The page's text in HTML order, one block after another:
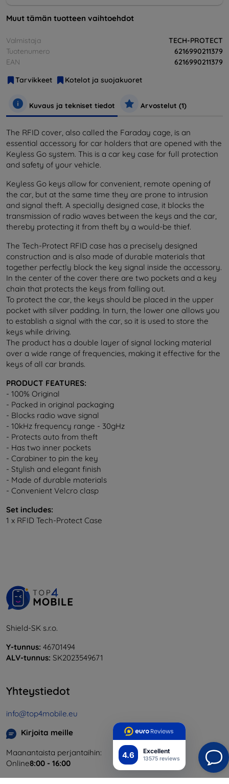
4.6 Excellent
13575 reviews
Muut tämän tuotteen vaihtoehdot
Valmistaja
TECH-PROTECT
Tuotenumero
6216990211379
EAN
6216990211379
Tarvikkeet
Kotelot ja suojakuoret
Kuvaus ja tekniset tiedot Arvostelut (1)
The RFID cover, also called the Faraday cage, is an
essential accessory for car holders that are opened with the
Keyless Go system. This is a car key case for full protection
and safety of your vehicle.
Keyless Go keys allow for convenient, remote opening of
the car, but at the same time they are prone to intrusion
and signal theft. A specially designed case, it blocks the
transmission of radio waves between the keys and the car,
thereby protecting it from theft by a would-be thief.
The Tech-Protect RFID case has a precisely designed
construction and is also made of durable materials that
together perfectly block the key signal inside the accessory.
In the center of the cover there are two pockets and a key
chain that protects the keys from falling out.
To protect the car, the keys should be placed in the upper
pocket with silver padding. In turn, the lower one allows you
to establish a signal with the car, so it is used to store the
keys while driving.
The product has a double layer of signal locking material
over a wide range of frequencies, making it effective for the
keys of all car brands.
PRODUCT FEATURES:
- 100% Original
- Packed in original packaging
- Blocks radio wave signal
- 10kHz frequency range - 30gHz
- Protects auto from theft
- Has two inner pockets
- Carabiner to pin the key
- Stylish and elegant finish
- Made of durable materials
- Convenient Velcro clasp
Set includes:
1 x RFID Tech-Protect Case
Shield-SK s.r.o.
Y-tunnus: 46701494
ALV-tunnus: SK2023549671
Yhteystiedot
info@top4mobile.eu
Kirjoita meille
Maanantaista perjantaihin:
Online8:00 - 16:00